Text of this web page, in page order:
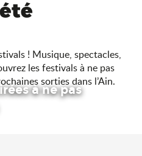
! Musique, spectacles,
les festivals à ne pas
sorties dans l’Ain.
à ne pas